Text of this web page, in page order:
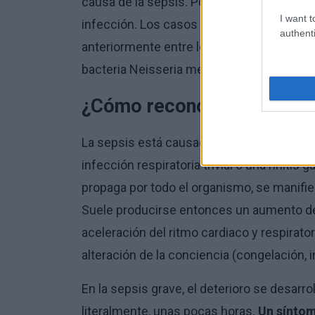
I want
infección. Los casos de sepsis en niños
anteriormente entre los soldados,
bacteria Neisseria meningitidis).
¿Cómo reconocer que un
La sepsis está causada por una
infección respiratoria trivial o una rinitis
propaga por todo el organismo, se
Suele producirse entonces un aumento
aceleración del ritmo cardiaco y
alteración de la conciencia (congelación,
En la sepsis grave, el deterioro se
literalmente, unas pocas horas. Un